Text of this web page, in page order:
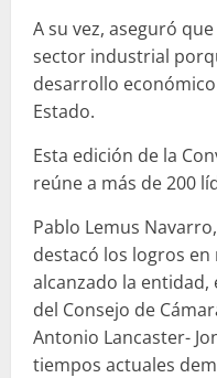
A su vez, aseguró
sector industrial
desarrollo
Estado.
Esta edición de la
reúne a más de 200
Pablo Lemus
destacó los logros
alcanzado la
del Consejo de
Antonio Lancaster-
tiempos actuales